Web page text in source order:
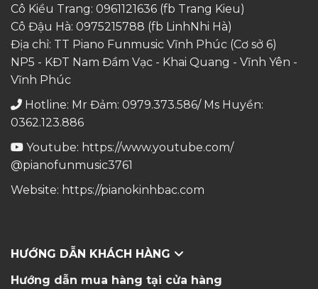
Cô Kiều Trang: 0961121636 (fb Trang Kieu)
Cô Đậu Hà: 0975215788 (fb LinhNhi Hà)
Địa chỉ: TT Piano Funmusic Vĩnh Phúc (Cơ sở 6)
NP5 - KĐT Nam Đầm Vạc - Khai Quang - Vĩnh Yên -
Vĩnh Phúc
Hotline: Mr Đảm: 0979.373.586/ Ms Huyền:
0362.123.886
Youtube: https://www.youtube.com/
@pianofunmusic3761
Website: https://pianokinhbac.com
HƯỚNG DẪN KHÁCH HÀNG
Hướng dẫn mua hàng tại cửa hàng